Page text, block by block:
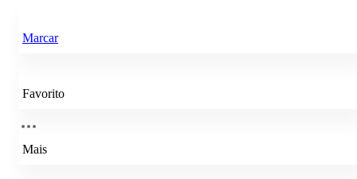
Marcar
Favorito
Mais